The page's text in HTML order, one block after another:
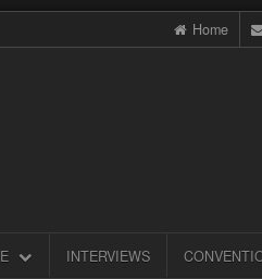
Home
INTERVIEWS